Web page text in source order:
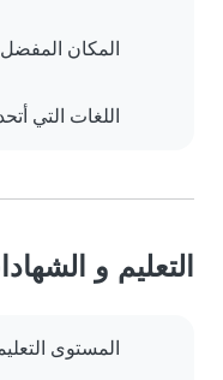
المكان
اللغات التي
التعليم و
المستوى